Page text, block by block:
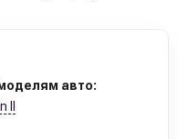
авто:
II